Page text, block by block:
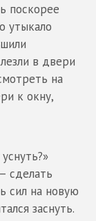
поскорее
утыкало
в двери
на
к окну,
сделать
сил на новую
заснуть.